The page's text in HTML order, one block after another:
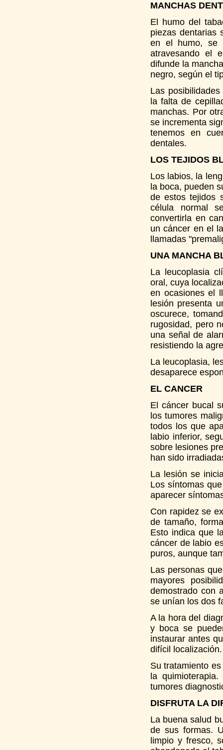
MANCHAS
El humo del
piezas dentarias
en el humo, se
atravesando el
difunde la
negro, según el
Las
la falta de
manchas. Por
se incrementa
tenemos en
dentales.
LOS TEJIDOS
Los labios, la
la boca, pueden
de estos tejidos
célula normal
convertirla en
un cáncer en el
llamadas
UNA MANCHA
La leucoplasia
oral, cuya
en ocasiones el
lesión presenta
oscurece,
rugosidad, pero
una señal de
resistiendo la
La leucoplasia,
desaparece
EL CANCER
El cáncer bucal
los tumores
todos los que
labio inferior,
sobre lesiones
han sido
La lesión se
Los síntomas
aparecer
Con rapidez se
de tamaño,
Esto indica que
cáncer de labio
puros, aunque
Las personas
mayores
demostrado con
se unían los dos
A la hora del
y boca se
instaurar antes
difícil localización.
Su tratamiento
la
tumores
DISFRUTA LA
La buena salud
de sus formas.
limpio y fresco,